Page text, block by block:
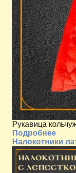
Рукавица
Подробнее
Налокотники